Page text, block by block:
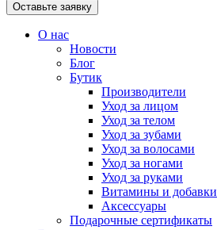
Оставьте заявку
О нас
Новости
Блог
Бутик
Производители
Уход за лицом
Уход за телом
Уход за зубами
Уход за волосами
Уход за ногами
Уход за руками
Витамины и добавки
Аксессуары
Подарочные сертификаты